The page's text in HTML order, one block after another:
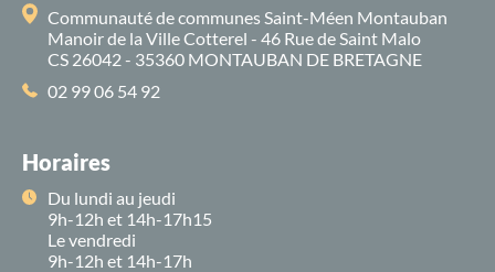
Communauté de communes Saint-Méen Montauban
Manoir de la Ville Cotterel - 46 Rue de Saint Malo
CS 26042 - 35360 MONTAUBAN DE BRETAGNE
02 99 06 54 92
Horaires
Du lundi au jeudi
9h-12h et 14h-17h15
Le vendredi
9h-12h et 14h-17h